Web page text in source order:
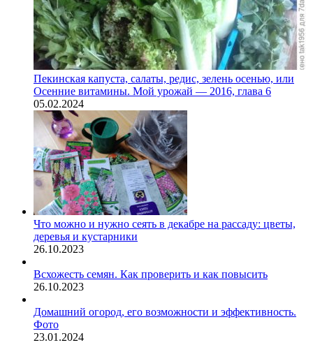
Пекинская капуста, салаты, редис, зелень осенью, или
Осенние витамины. Мой урожай — 2016, глава 6
05.02.2024
Что можно и нужно сеять в декабре на рассаду: цветы,
деревья и кустарники
26.10.2023
Всхожесть семян. Как проверить и как повысить
26.10.2023
Домашний огород, его возможности и эффективность.
Фото
23.01.2024